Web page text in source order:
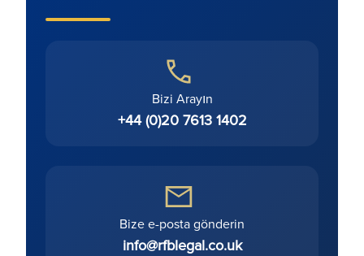
Bizi Arayın
+44 (0)20 7613 1402
Bize e-posta gönderin
info@rfblegal.co.uk